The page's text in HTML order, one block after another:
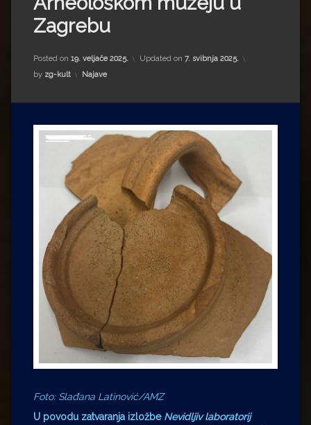
Impressum
Milenko Strižak
Drugi autori
Drugi autori
Matea Andrić
Ljiljana Lekanić-Kljaić
Željko Krznarić
Mario Lovreković
Miroslav Šantek
Zagrebu
Posted on 19. veljače 2025. Updated on 7. svibnja 2025.
by zg-kult Kategorije:
Najave
Foto: Slađana Latinović/AMZ
U povodu zatvaranja izložbe Nevidljiv laboratorij